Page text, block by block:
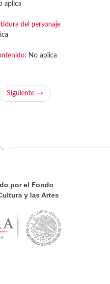
aplica
del personaje
No aplica
Siguiente →
por el Fondo
y las Artes